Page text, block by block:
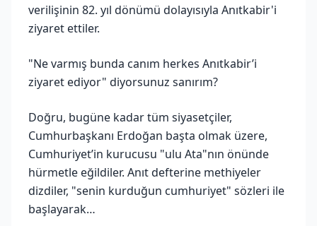
verilişinin 82. yıl dönümü dolayısıyla Anıtkabir'i
ziyaret ettiler.
"Ne varmış bunda canım herkes Anıtkabir’i
ziyaret ediyor" diyorsunuz sanırım?
Doğru, bugüne kadar tüm siyasetçiler,
Cumhurbaşkanı Erdoğan başta olmak üzere,
Cumhuriyet’in kurucusu "ulu Ata"nın önünde
hürmetle eğildiler. Anıt defterine methiyeler
dizdiler, "senin kurduğun cumhuriyet" sözleri ile
başlayarak…